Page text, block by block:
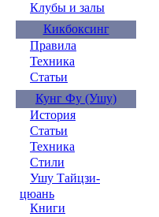
Клубы и залы
Кикбоксинг
Правила
Техника
Статьи
Кунг Фу (Ушу)
История
Статьи
Техника
Стили
Ушу Тайцзи-
цюань
Книги